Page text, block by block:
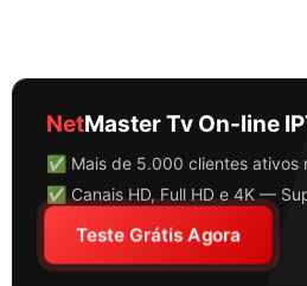
NetMaster Tv On-line
✅ Mais de 5.000 clientes ativos
✅ Canais HD, Full HD e 4K —
Teste Grátis Agora